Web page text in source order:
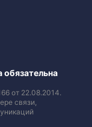
от 22.08.2014.
связи,